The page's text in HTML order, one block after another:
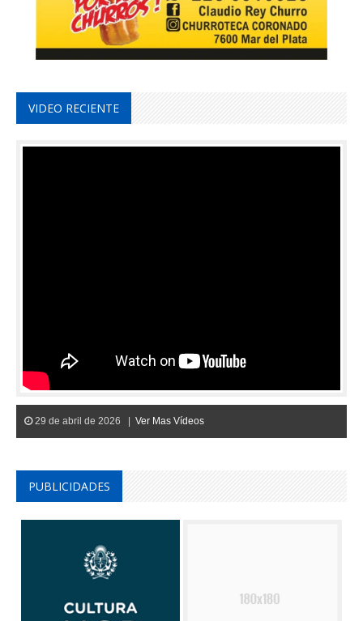
VIDEO RECIENTE
29 de abril de 2026 | Ver Mas Vídeos
PUBLICIDADES